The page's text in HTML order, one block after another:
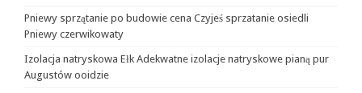
Pniewy sprzątanie po budowie cena Czyjeś sprzatanie osiedli
Pniewy czerwikowaty
Izolacja natryskowa Ełk Adekwatne izolacje natryskowe pianą pur
Augustów ooidzie